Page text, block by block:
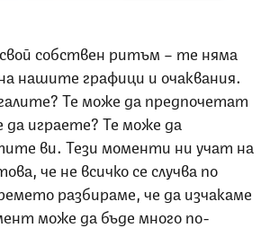
собствен ритъм – те няма
нашите графици и очаквания.
Те може да предпочетат
играете? Те може да
ви. Тези моменти ни учат на
че не всичко се случва по
разбираме, че да изчакаме
може да бъде много по-